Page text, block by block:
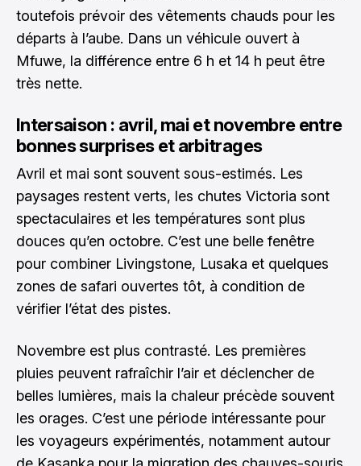
toutefois prévoir des vêtements chauds pour les
départs à l’aube. Dans un véhicule ouvert à
Mfuwe, la différence entre 6 h et 14 h peut être
très nette.
Intersaison : avril, mai et novembre entre
bonnes surprises et arbitrages
Avril et mai sont souvent sous-estimés. Les
paysages restent verts, les chutes Victoria sont
spectaculaires et les températures sont plus
douces qu’en octobre. C’est une belle fenêtre
pour combiner Livingstone, Lusaka et quelques
zones de safari ouvertes tôt, à condition de
vérifier l’état des pistes.
Novembre est plus contrasté. Les premières
pluies peuvent rafraîchir l’air et déclencher de
belles lumières, mais la chaleur précède souvent
les orages. C’est une période intéressante pour
les voyageurs expérimentés, notamment autour